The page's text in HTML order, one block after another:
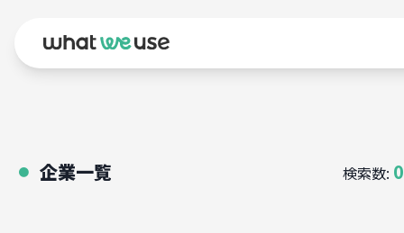
● 企業一覧 検索数: 0